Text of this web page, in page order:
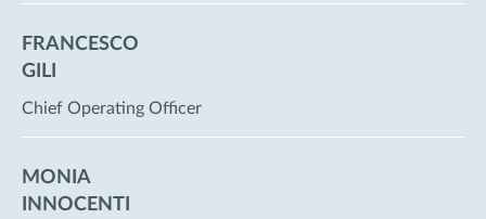
FRANCESCO
GILI
Chief Operating Officer
MONIA
INNOCENTI